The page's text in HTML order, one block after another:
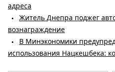
адреса
Житель Днепра поджег
вознаграждение
В Минэкономики
использования Нацкешбека: